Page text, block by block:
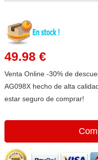
49.98 €
Venta Online -30% de
AG098X hecho de alta
estar seguro de comprar!